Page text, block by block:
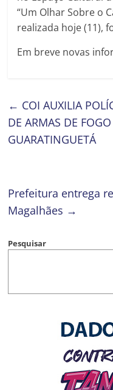
“Um Olhar Sobre o
realizada hoje (11),
Em breve novas
← COI AUXILIA
DE ARMAS DE
GUARATINGUETÁ
Prefeitura entrega
Magalhães →
Pesquisar